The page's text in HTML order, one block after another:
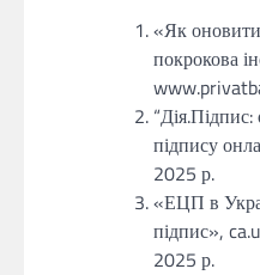
«Як
покрокова
підпису
2025 р.
«ЕЦП в
підпис»,
2025 р.